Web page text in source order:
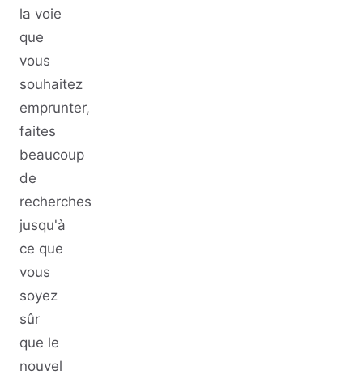
la voie
que
vous
souhaitez
emprunter,
faites
beaucoup
de
recherches
jusqu'à
ce que
vous
soyez
sûr
que le
nouvel